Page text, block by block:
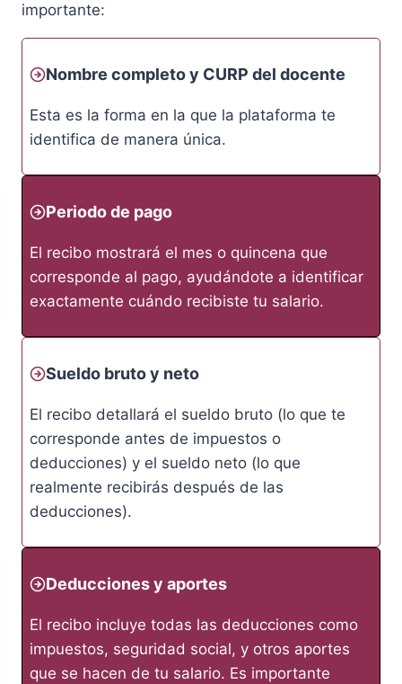
importante:
Nombre completo y CURP del docente
Esta es la forma en la que la plataforma te
identifica de manera única.
Periodo de pago
El recibo mostrará el mes o quincena que
corresponde al pago, ayudándote a identificar
exactamente cuándo recibiste tu salario.
Sueldo bruto y neto
El recibo detallará el sueldo bruto (lo que te
corresponde antes de impuestos o
deducciones) y el sueldo neto (lo que
realmente recibirás después de las
deducciones).
Deducciones y aportes
El recibo incluye todas las deducciones como
impuestos, seguridad social, y otros aportes
que se hacen de tu salario. Es importante